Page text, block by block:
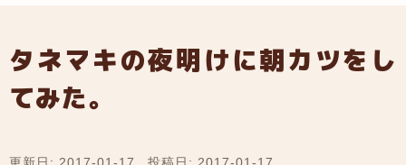
タネマキの夜明けに朝カツをし
てみた。